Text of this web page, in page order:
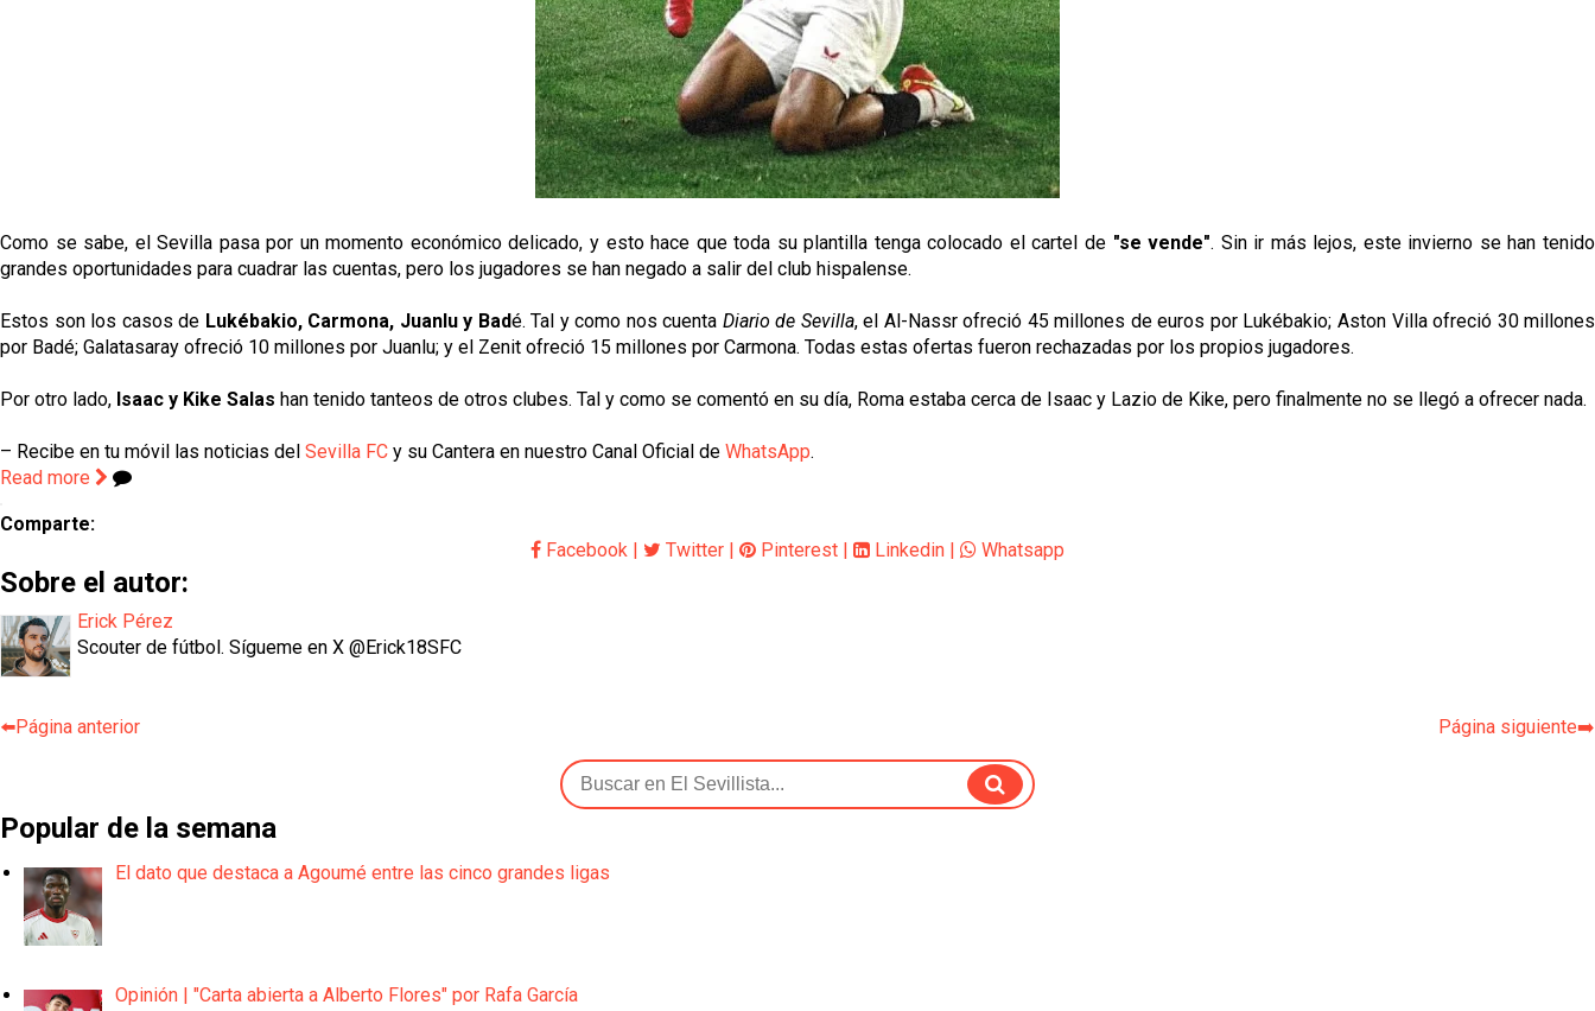
Como se sabe, el Sevilla pasa por un momento económico delicado, y esto hace que toda su plantilla tenga colocado el cartel de "se vende". Sin ir más lejos, este invierno se han tenido
grandes oportunidades para cuadrar las cuentas, pero los jugadores se han negado a salir del club hispalense.
Estos son los casos de Lukébakio, Carmona, Juanlu y Badé. Tal y como nos cuenta Diario de Sevilla, el Al-Nassr ofreció 45 millones de euros por Lukébakio; Aston Villa ofreció 30 millones
por Badé; Galatasaray ofreció 10 millones por Juanlu; y el Zenit ofreció 15 millones por Carmona. Todas estas ofertas fueron rechazadas por los propios jugadores.
Por otro lado, Isaac y Kike Salas han tenido tanteos de otros clubes. Tal y como se comentó en su día, Roma estaba cerca de Isaac y Lazio de Kike, pero finalmente no se llegó a ofrecer nada.
– Recibe en tu móvil las noticias del Sevilla FC y su Cantera en nuestro Canal Oficial de WhatsApp.
Read more
Comparte:
Facebook | Twitter | Pinterest | Linkedin | Whatsapp
Sobre el autor:
Erick Pérez
Scouter de fútbol. Sígueme en X @Erick18SFC
⬅️Página anterior Página siguiente➡️
Popular de la semana
El dato que destaca a Agoumé entre las cinco grandes ligas
Opinión | "Carta abierta a Alberto Flores" por Rafa García